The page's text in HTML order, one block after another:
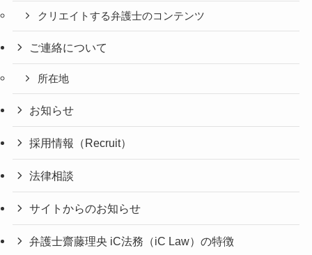
クリエイトする弁護士のコンテンツ
ご連絡について
所在地
お知らせ
採用情報（Recruit）
法律相談
サイトからのお知らせ
弁護士齋藤理央 iC法務（iC Law）の特徴